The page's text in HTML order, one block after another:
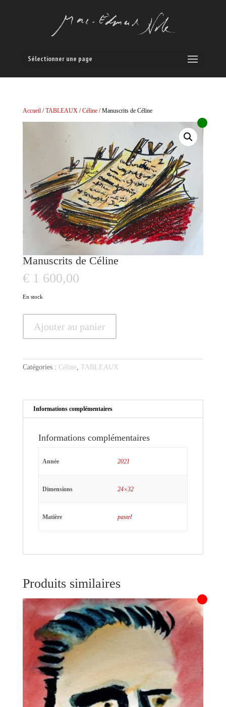
Sélectionner une page
Accueil/TABLEAUX/Céline/ Manuscrits de Céline
Manuscrits de Céline
€1 600,00
En stock
Manuscrits
Céline
Ajouter au panier
Catégories : Céline, TABLEAUX
Informations complémentaires
Informations complémentaires
Année 2021
Dimensions 24×32
Matière pastel
Produits similaires